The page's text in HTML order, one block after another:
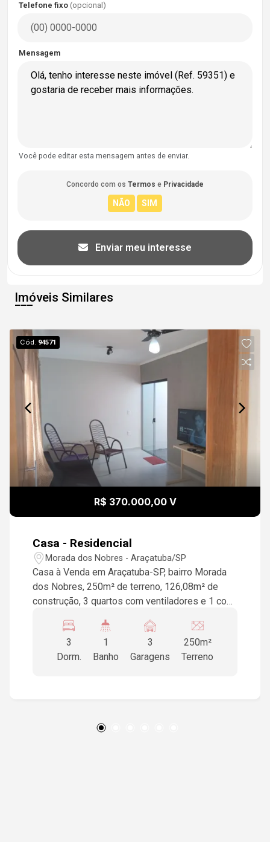
Telefone fixo (opcional)
Mensagem
Você pode editar esta mensagem antes de enviar.
Concordo com os Termos e Privacidade
Enviar meu interesse
Imóveis Similares
Cód. 94571
R$ 370.000,00 V
Casa - Residencial
Morada dos Nobres - Araçatuba/SP
Casa à Venda em Araçatuba-SP, bairro Morada
dos Nobres, 250m² de terreno, 126,08m² de
construção, 3 quartos com ventiladores e 1 com
cozinha com gabinete na pia , área de serviço,
despensa, garagem para 3 veículos, amplo
quintal. Portão social eletrônico ,portão
3
Dorm.
1
Banho
3
Garagens
250m²
Terreno